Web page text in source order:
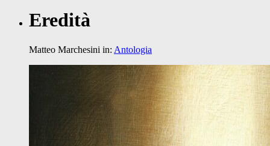
Eredità
Matteo Marchesini in: Antologia